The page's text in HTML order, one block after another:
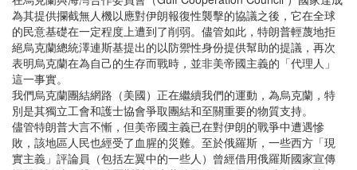
為其提供攔截無人機以應對伊朗報復性襲擊的協議之後，它在全球
的民意基礎在一定程度上遭到了削弱。儘管如此，特朗普輕蔑地拒
絕烏克蘭總統澤連斯基提出的以防禦性身份提供幫助的提議，再次
表明烏克蘭在為自己的生存而戰時，並非美帝國主義的「代理人」
這一事實。
我們烏克蘭團結網路（美國）正在繼續我們的運動，為烏克蘭，特
別是其獨立工會和護士協會爭取團結和至關重要的物質支持。
儘管特朗普大言不慚，但美帝國主義已在對伊朗的戰爭中遭遇慘
敗，該地區人民也經受了血腥的災難。至於俄羅斯，一些西方「現
實主義」評論員（包括左翼中的一些人）曾經借用俄羅斯國家宣傳